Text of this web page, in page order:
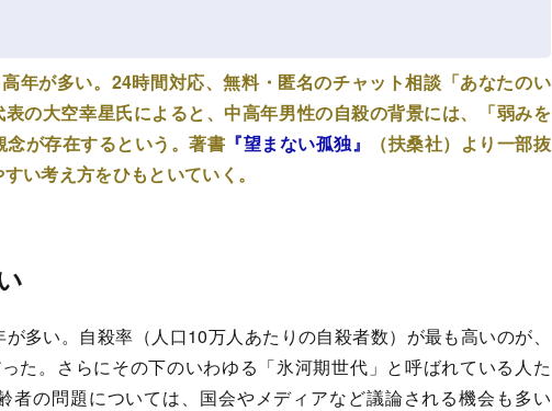
年が多い。24時間対応、無料・匿名のチャット相談「あなたのい
表の大空幸星氏によると、中高年男性の自殺の背景には、「弱みを
念が存在するという。著書 『望まない孤独』
（扶桑社）より一部抜
い考え方をひもといていく。
多い。自殺率（人口10万人あたりの自殺者数）が最も高いのが、
た。さらにその下のいわゆる「氷河期世代」と呼ばれている人た
者の問題については、国会やメディアなど議論される機会も多い